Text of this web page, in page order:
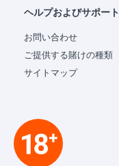
ヘルプおよびサポート
お問い合わせ
ご提供する賭けの種類
サイトマップ